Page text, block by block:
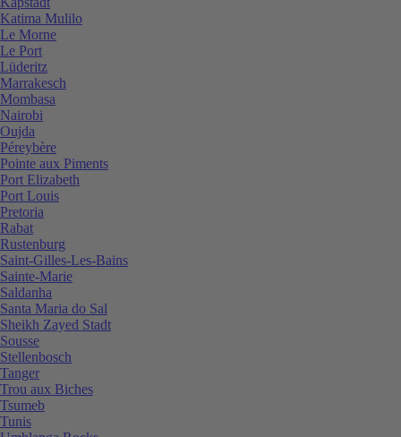
Katima Mulilo
Le Morne
Le Port
Lüderitz
Marrakesch
Mombasa
Nairobi
Oujda
Péreybère
Pointe aux Piments
Port Elizabeth
Port Louis
Pretoria
Rabat
Rustenburg
Saint-Gilles-Les-Bains
Sainte-Marie
Saldanha
Santa Maria do Sal
Sheikh Zayed Stadt
Sousse
Stellenbosch
Tanger
Trou aux Biches
Tsumeb
Tunis